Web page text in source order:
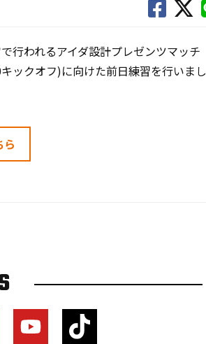
行われるアイダ設計プレゼンツマッチ
ックオフ)に向けた前日練習を行いまし
ら